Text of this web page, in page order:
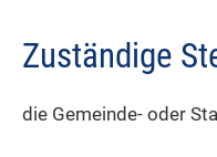
Zuständige
die Gemeinde- oder